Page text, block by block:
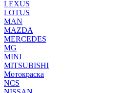
LEXUS
LOTUS
MAN
MAZDA
MERCEDES
MG
MINI
MITSUBISHI
Мотокраска
NCS